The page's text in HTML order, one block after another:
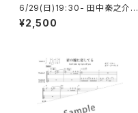
6/29(日)19:30- 田中秦之介 ソ
ロウクレレWS「Summertim
e」
¥2,500